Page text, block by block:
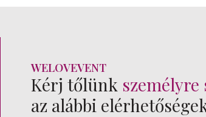
WELOVEVENT
Kérj tőlünk
az alábbi